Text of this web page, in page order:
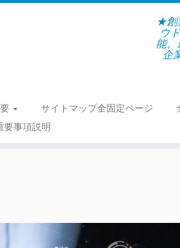
★創
ウ
能。
企
サイトマップ全固定ページ
要事項説明